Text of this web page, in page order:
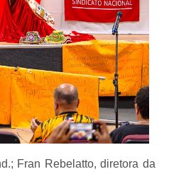
Fran Rebelatto, diretora da